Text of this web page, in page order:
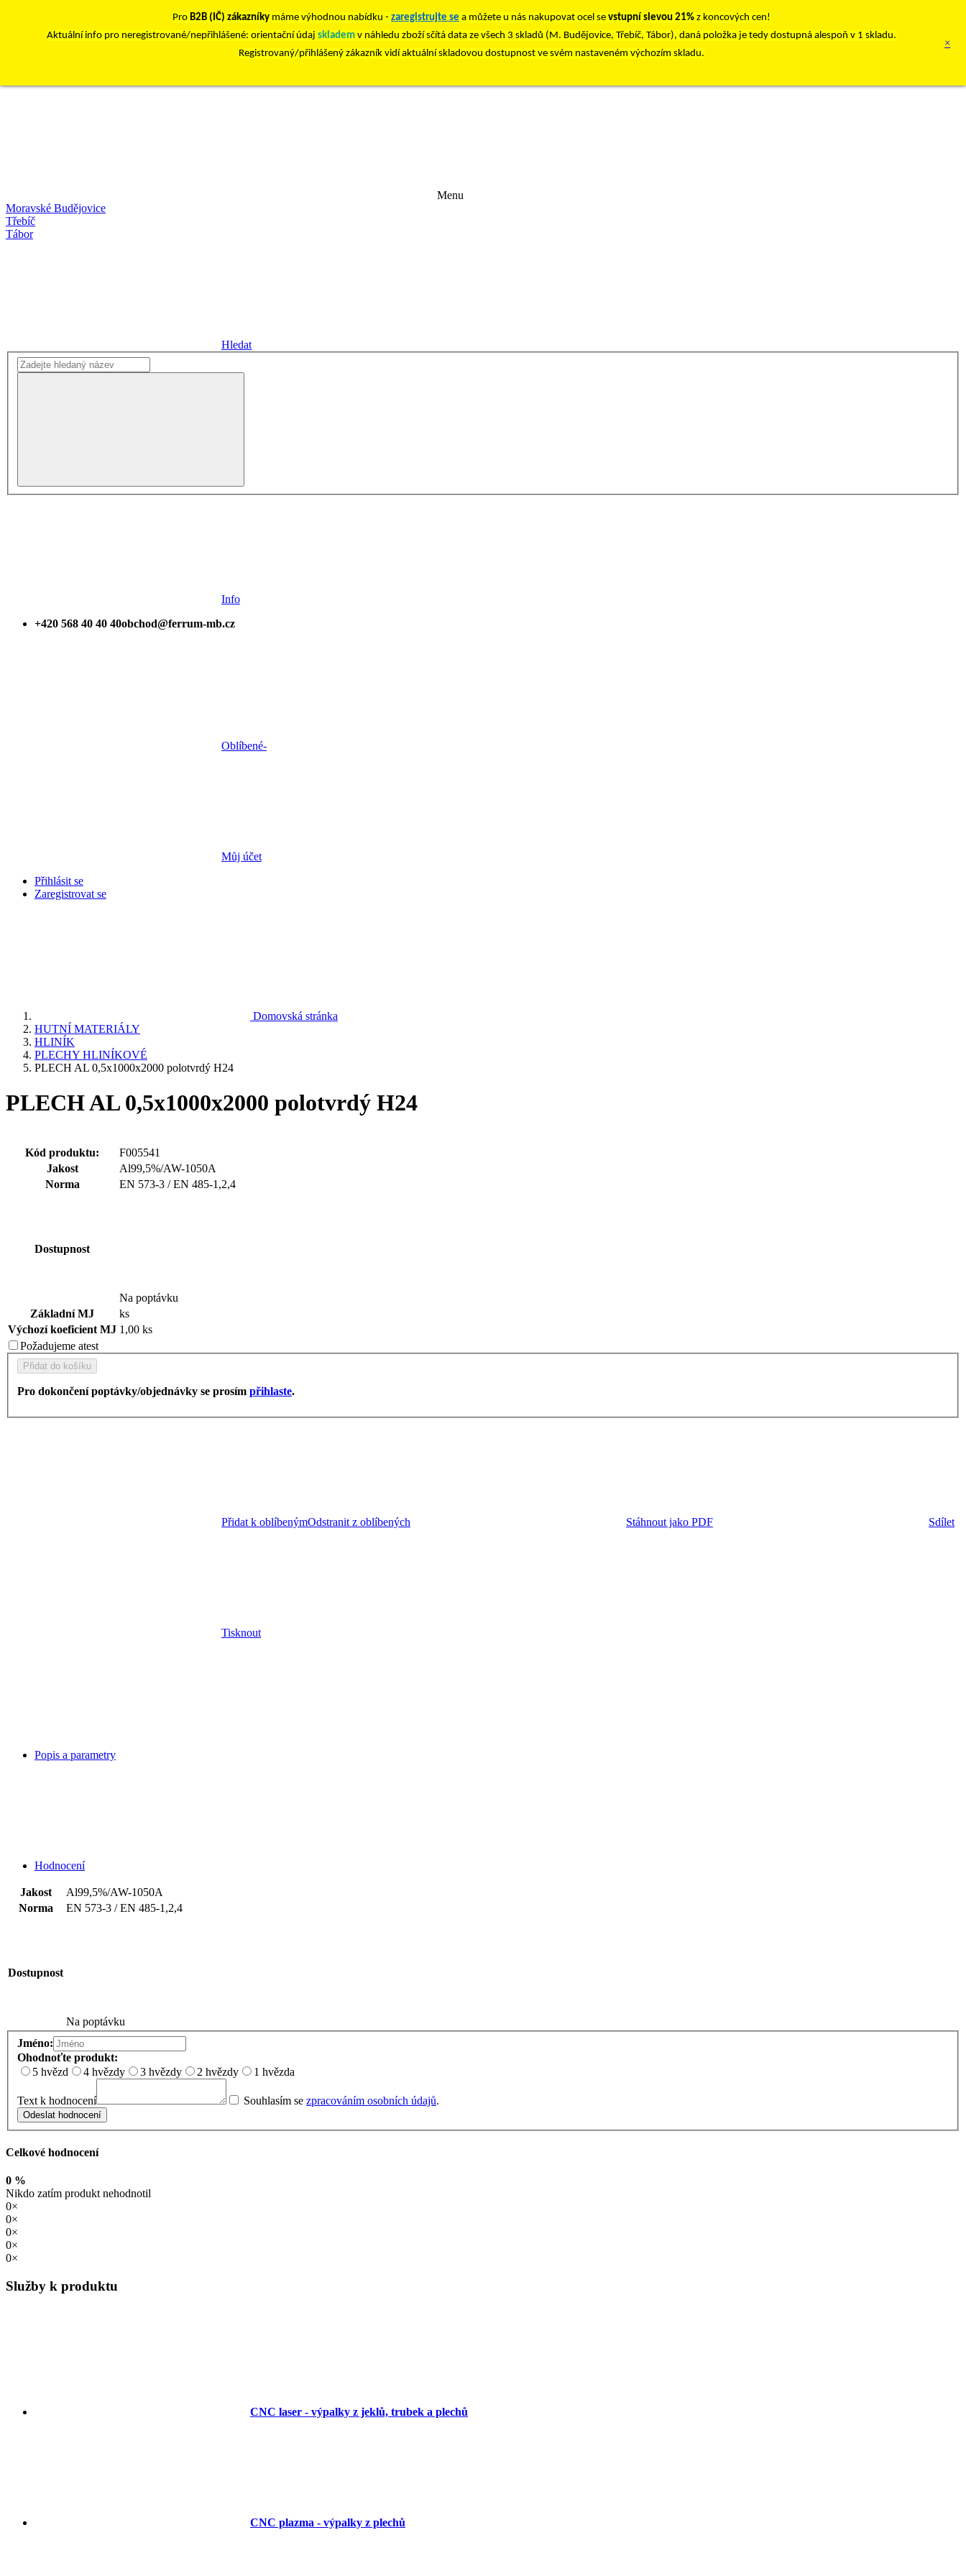
Pro B2B (IČ) zákazníky máme výhodnou nabídku - zaregistrujte se a můžete u nás nakupovat ocel se vstupní slevou 21% z koncových cen!
Aktuální info pro neregistrované/nepřihlášené: orientační údaj skladem v náhledu zboží sčítá data ze všech 3 skladů (M. Budějovice, Třebíč, Tábor), daná položka je tedy dostupná alespoň v 1 skladu.
Registrovaný/přihlášený zákazník vidí aktuální skladovou dostupnost ve svém nastaveném výchozím skladu.
×
Menu
Moravské Budějovice
Třebíč
Tábor
Hledat
Info
+420 568 40 40 40obchod@ferrum-mb.cz
Oblíbené-
Můj účet
Přihlásit se
Zaregistrovat se
Domovská stránka
HUTNÍ MATERIÁLY
HLINÍK
PLECHY HLINÍKOVÉ
PLECH AL 0,5x1000x2000 polotvrdý H24
PLECH AL 0,5x1000x2000 polotvrdý H24
Kód produktu:
F005541
Jakost
Al99,5%/AW-1050A
Norma
EN 573-3 / EN 485-1,2,4
Dostupnost
Na poptávku
Základní MJ
ks
Výchozí koeficient MJ 1,00 ks
Požadujeme atest
Přidat do košíku
Pro dokončení poptávky/objednávky se prosím přihlaste.
Přidat k oblíbenýmOdstranit z oblíbených Stáhnout jako PDF Sdílet
Tisknout
Popis a parametry
Hodnocení
Jakost
Al99,5%/AW-1050A
Norma
EN 573-3 / EN 485-1,2,4
Dostupnost
Na poptávku
Jméno:
Ohodnoťte produkt:
5 hvězd
4 hvězdy 3 hvězdy 2 hvězdy 1 hvězda
Text k hodnocení Souhlasím se zpracováním osobních údajů.
Odeslat hodnocení
Celkové hodnocení
0 %
Nikdo zatím produkt nehodnotil
0×
0×
0×
0×
0×
Služby k produktu
CNC laser - výpalky z jeklů, trubek a plechů
CNC plazma - výpalky z plechů